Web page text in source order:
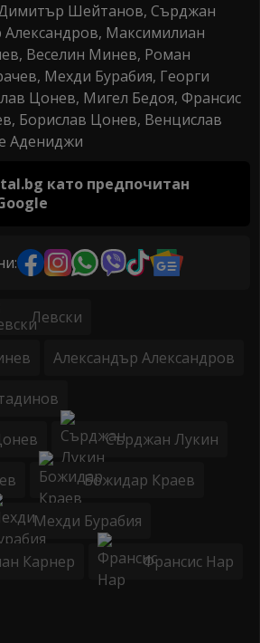
Шейтанов, Сърджан
Александров, Максимилиан
Веселин Минев, Роман
Мехди Бурабия, Георги
Цонев, Мигел Бедоя, Франсис
Борислав Цонев, Венцислав
Адениджи
като предпочитан
Левски
Александър Александров
Сърджан Лукин
Божидар Краев
Мехди Бурабия
Карнер Франсис Нар